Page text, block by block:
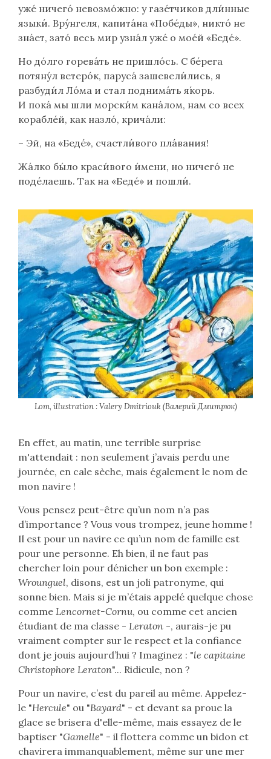
уже́ ничего́ невозмо́жно: у газе́тчиков дли́нные
языки́. Вру́нгеля, капита́на «Побе́ды», никто́ не
зна́ет, зато́ весь мир узна́л уже́ о мое́й «Беде́».
Но до́лго горева́ть не пришло́сь. С бе́рега
потяну́л ветеро́к, паруса́ зашевели́лись, я
разбуди́л Ло́ма и стал поднима́ть я́корь.
И пока́ мы шли морски́м кана́лом, нам со всех
корабле́й, как назло́, крича́ли:
– Эй, на «Беде́», счастли́вого пла́вания!
Жа́лко бы́ло краси́вого и́мени, но ничего́ не
поде́лаешь. Так на «Беде́» и пошли́.
Lom, illustration : Valery Dmitriouk (Валерий Дмитрюк)
En effet, au matin, une terrible surprise
m'attendait : non seulement j’avais perdu une
journée, en cale sèche, mais également le nom de
mon navire !
Vous pensez peut-être qu’un nom n’a pas
d’importance ? Vous vous trompez, jeune homme !
Il est pour un navire ce qu’un nom de famille est
pour une personne. Eh bien, il ne faut pas
chercher loin pour dénicher un bon exemple :
Wrounguel, disons, est un joli patronyme, qui
sonne bien. Mais si je m’étais appelé quelque chose
comme Lencornet-Cornu, ou comme cet ancien
étudiant de ma classe - Leraton -, aurais-je pu
vraiment compter sur le respect et la confiance
dont je jouis aujourd’hui ? Imaginez : "le capitaine
Christophore Leraton"... Ridicule, non ?
Pour un navire, c’est du pareil au même. Appelez-
le "Hercule" ou "Bayard" - et devant sa proue la
glace se brisera d'elle-même, mais essayez de le
baptiser "Gamelle" - il flottera comme un bidon et
chavirera immanquablement, même sur une mer